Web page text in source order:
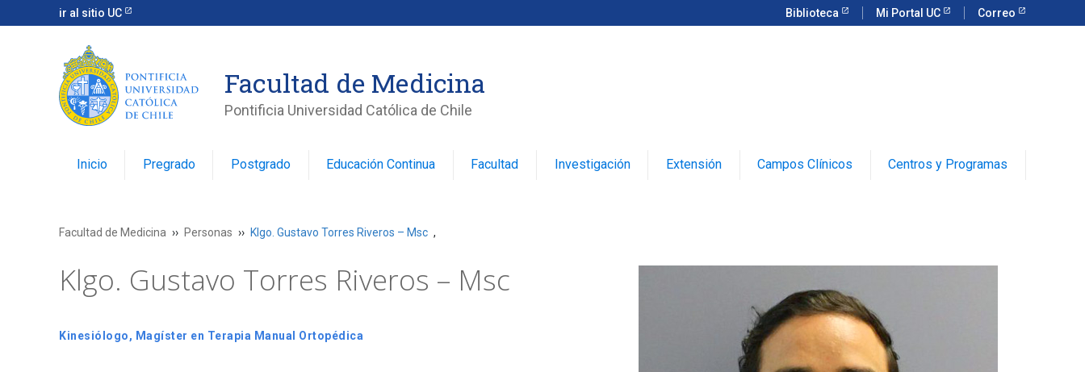
ir al sitio UC Biblioteca Mi Portal UC Correo
Facultad de Medicina
Pontificia Universidad Católica de Chile
Inicio Pregrado Postgrado Educación Continua Facultad Investigación Extensión Campos Clínicos Centros y Programas
Facultad de Medicina Personas ,
Klgo. Gustavo Torres Riveros – Msc
Klgo. Gustavo Torres Riveros – Msc
Kinesiólogo, Magíster en Terapia Manual Ortopédica